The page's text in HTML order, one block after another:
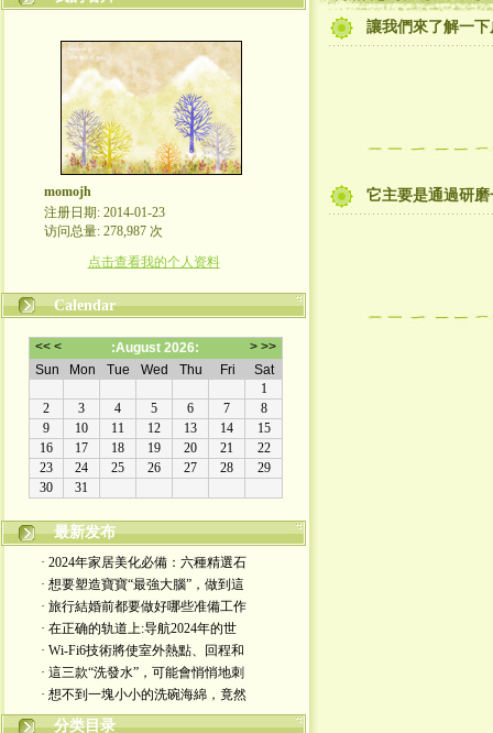
momojh
注册日期: 2014-01-23
访问总量: 278,987 次
点击查看我的个人资料
Calendar
最新发布
· 2024年家居美化必備：六種精選石
· 想要塑造寶寶“最強大腦”，做到這
· 旅行結婚前都要做好哪些准備工作
· 在正确的轨道上:导航2024年的世
· Wi-Fi6技術將使室外熱點、回程和
· 這三款“洗發水”，可能會悄悄地刺
· 想不到一塊小小的洗碗海綿，竟然
分类目录
讓我們來了解一
它主要是通過研